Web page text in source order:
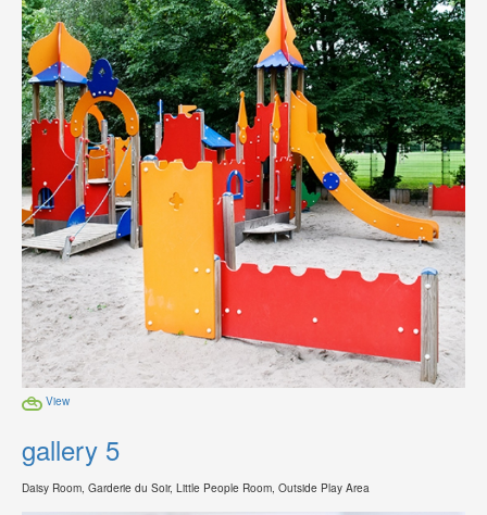
View
gallery 5
Daisy Room, Garderie du Soir, Little People Room, Outside Play Area